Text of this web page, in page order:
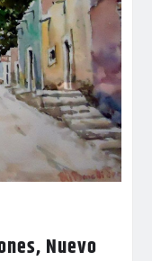
Nuevo